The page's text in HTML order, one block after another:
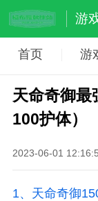
游
首页 游
天命奇御最
100护体）
2023-06-01
1、 天命奇御